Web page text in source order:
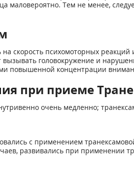
маловероятно. Тем не менее,
скорость психомоторных
головокружение и
повышенной концентрации
при приеме
очень медленно;
с применением
развивались при